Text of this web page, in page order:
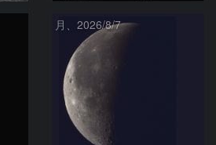
月、2026/8/7